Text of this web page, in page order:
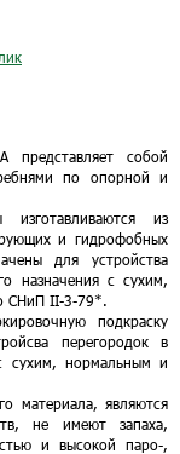
представляет собой
по опорной и
из
и гидрофобных
для устройства
назначения с сухим,
СНиП II-3-79*.
подкраску
перегородок в
сухим, нормальным и
материала, являются
не имеют запаха,
и высокой паро-,